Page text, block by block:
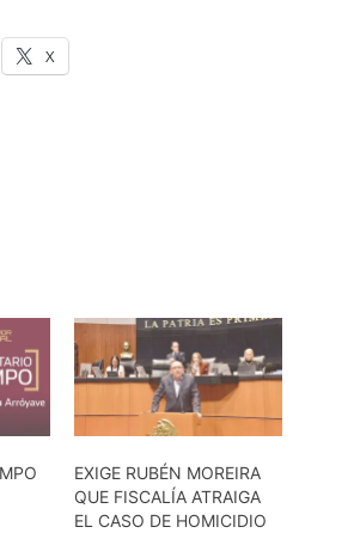
X
EXIGE RUBÉN MOREIRA
QUE FISCALÍA ATRAIGA
EL CASO DE HOMICIDIO